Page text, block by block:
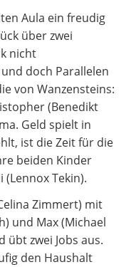
Aula ein freudig
über zwei
nicht
doch Parallelen
von Wanzensteins:
(Benedikt
Geld spielt in
ist die Zeit für die
beiden Kinder
(Lennox Tekin).
Zimmert) mit
und Max (Michael
übt zwei Jobs aus.
den Haushalt